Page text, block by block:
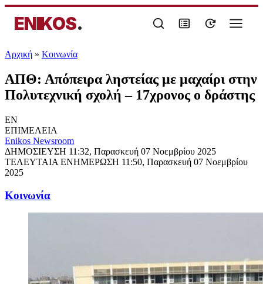
ENIKOS.
Αρχική » Κοινωνία
ΑΠΘ: Απόπειρα ληστείας με μαχαίρι στην
Πολυτεχνική σχολή – 17χρονος ο δράστης
EN
ΕΠΙΜΕΛΕΙΑ
Enikos Newsroom
ΔΗΜΟΣΙΕΥΣΗ 11:32, Παρασκευή 07 Νοεμβρίου 2025
ΤΕΛΕΥΤΑΙΑ ΕΝΗΜΕΡΩΣΗ 11:50, Παρασκευή 07 Νοεμβρίου
2025
Κοινωνία